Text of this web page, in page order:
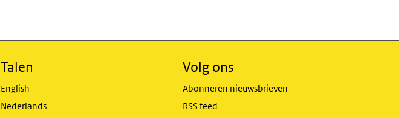
Talen
English
Nederlands
Volg ons
Abonneren nieuwsbrieven
RSS feed